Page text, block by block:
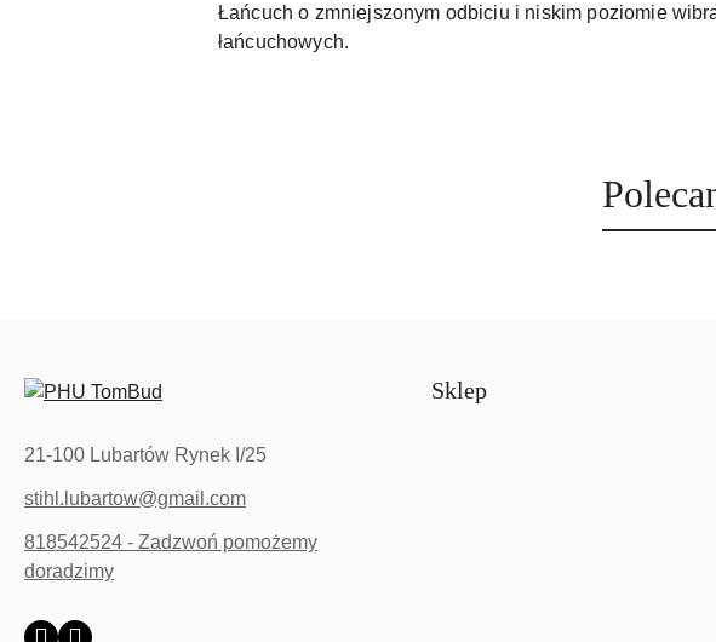
Łańcuch o zmniejszonym odbiciu i niskim poziomie
łańcuchowych.
o
21-100 Lubartów Rynek I/25
stihl.lubartow@gmail.com
818542524 - Zadzwoń pomożemy
doradzimy
Sklep